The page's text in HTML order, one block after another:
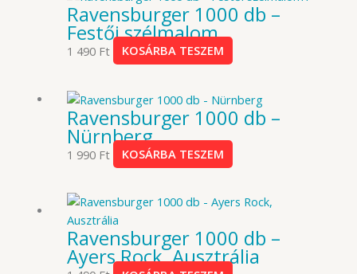
Ravensburger 1000 db –
Festői szélmalom
1 490 Ft KOSÁRBA TESZEM
Ravensburger 1000 db –
Nürnberg
1 990 Ft KOSÁRBA TESZEM
Ravensburger 1000 db –
Ayers Rock, Ausztrália